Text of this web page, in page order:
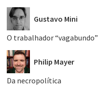
Gustavo Mini
O trabalhador “vagabundo”
Philip Mayer
Da necropolítica